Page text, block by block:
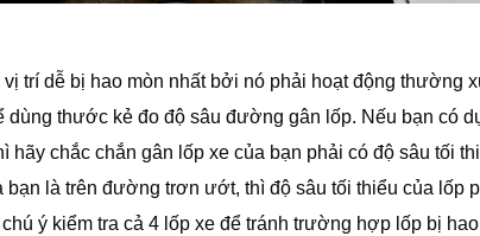
vị trí dễ bị hao mòn nhất bởi nó phải hoạt động thường
dùng thước kẻ đo độ sâu đường gân lốp. Nếu bạn có
chắc chắn gân lốp xe của bạn phải có độ sâu tối
bạn là trên đường trơn ướt, thì độ sâu tối thiểu của lốp
ý kiểm tra cả 4 lốp xe để tránh trường hợp lốp bị